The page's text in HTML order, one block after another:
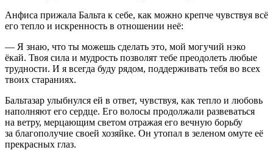
Анфиса прижала Бальта к себе, как можно крепче чувствуя всё
его тепло и искренность в отношении неё:
— Я знаю, что ты можешь сделать это, мой могучий нэко
ёкай. Твоя сила и мудрость позволят тебе преодолеть любые
трудности. И я всегда буду рядом, поддерживать тебя во всех
твоих стараниях.
Бальтазар улыбнулся ей в ответ, чувствуя, как тепло и любовь
наполняют его сердце. Его волосы продолжали развеваться
на ветру, мерцающим светом отражая его вечную борьбу
за благополучие своей хозяйке. Он утопал в зеленом омуте её
прекрасных глаз.